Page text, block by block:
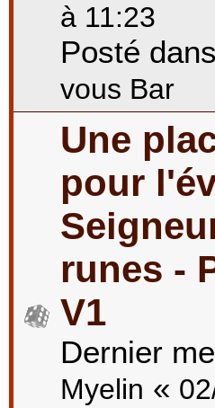
à 11:23
Posté dans
vous Bar
Une
pour
runes -
V1
Dernier
Myelin «